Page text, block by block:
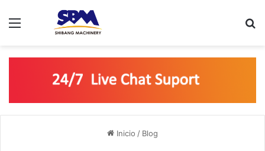
Inicio / Blog